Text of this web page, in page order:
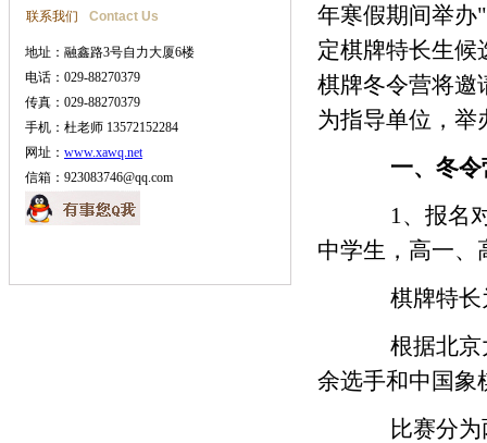
联系我们 Contact Us
地址：融鑫路3号自力大厦6楼
电话：029-88270379
传真：029-88270379
手机：杜老师 13572152284
网址： www.xawq.net
信箱：923083746@qq.com
年寒假期间举办
定棋牌特长生候
棋牌冬令营将邀
为指导单位，
一、冬令
1、报名对
中学生，高一、
棋牌特长为
根据北京大
余选手和中国象
比赛分为